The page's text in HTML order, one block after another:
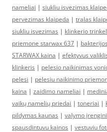
nameliai | siukliu isvezimas
pervezimas klaipeda | tralas
siukliu isvezimas | klinkerio
priemone starwax 637 |
STARWAX kaina | efektyvus
klinkeris | pelesio naikinimas
pelesi | pelesiu naikinimo
kaina | zaidimo nameliai |
vaikų namelių priedai | toneriai |
pildymas kaunas | valymo
spausdintuvu kainos | vestuviu